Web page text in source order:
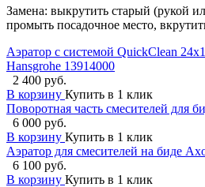
Замена: выкрутить старый (рукой
промыть посадочное место,
Аэратор с системой QuickClean
Hansgrohe 13914000
2 400 руб.
В корзину Купить в 1 клик
Поворотная часть смесителей для
6 000 руб.
В корзину Купить в 1 клик
Аэратор для смесителей на биде
6 100 руб.
В корзину Купить в 1 клик